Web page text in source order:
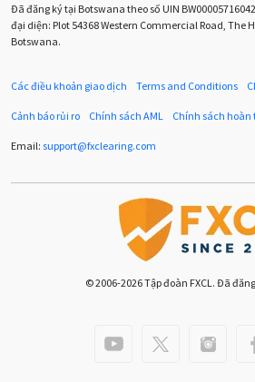
Con số xu hướng Các mức
Dừng lại Dừng lỗ
EUR / AUD EUR / USD
EURJPY EURUSD
Expert Advisor Expert Advisors
Đã đăng ký tại Botswana theo số UIN
đại diện: Plot 54368 Western Commercial Road, The
Botswana.
Các điều khoản giao dịch Terms and Conditions
Cảnh báo rủi ro Chính sách AML Chính sách hoàn
Email: support@fxclearing.com
© 2006-2026 Tập đoàn FXCL. Đã